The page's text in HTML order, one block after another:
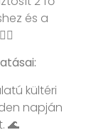
és a
kültéri
napján
🌊